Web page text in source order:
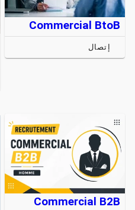
Commercial BtoB
إتصال
Commercial B2B